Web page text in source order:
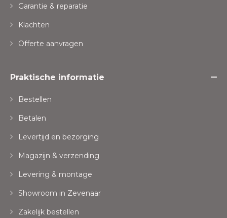
Garantie & reparatie
Klachten
Offerte aanvragen
Praktische informatie
Bestellen
Betalen
Levertijd en bezorging
Magazijn & verzending
Levering & montage
Showroom in Zevenaar
Zakelijk bestellen